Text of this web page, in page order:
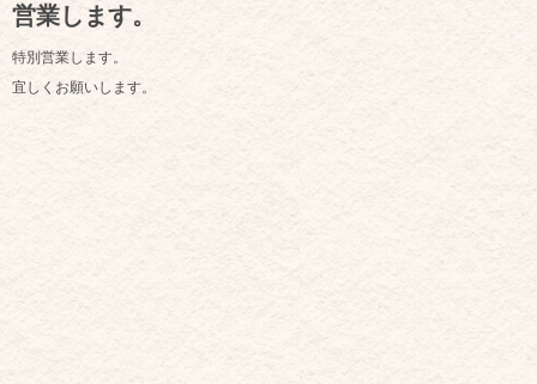
営業します。
特別営業します。
宜しくお願いします。